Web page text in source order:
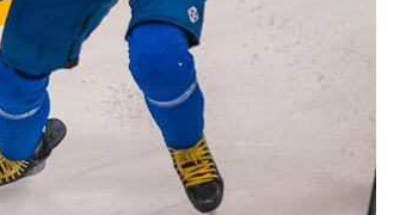
выбор редакции